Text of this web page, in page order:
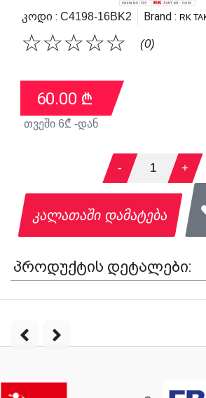
Კოდი : C4198-16BK2 Brand : RK
☆
☆
☆
☆
☆ (0)
60.00 ₾
თვეში 6₾ -დან
- 1 +
კალათაში დამატება
პროდუქტის დეტალები: